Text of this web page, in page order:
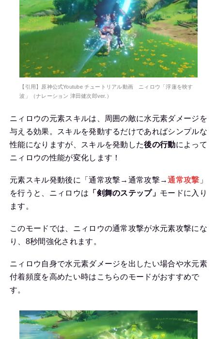
【引用】原神公式Youtube チュートリアル動画 ニィロウ「浮蓮を映す
波」（ナレーション 津田健次郎ver.）
ニィロウの元素スキルは、周囲の敵に水元素ダメージを
与える効果。スキルを発動するだけであればシンプルな
性能になりますが、スキルを発動した後の行動によって
ニィロウの性能が変化します！
元素スキル発動後に「通常攻撃→通常攻撃→通常攻撃 」
を行うと、ニィロウは 「剣舞のステップ」 モードに入り
ます。
このモードでは、ニィロウの通常攻撃が水元素攻撃にな
り、8秒間強化されます。
ニィロウ自身で水元素ダメージを出したい場合や水元素
付着頻度を高めたい時はこちらのモードがおすすめで
す。